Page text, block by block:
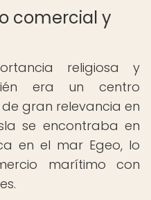
comercial y
religiosa y
era un centro
gran relevancia en
se encontraba en
en el mar Egeo, lo
marítimo con